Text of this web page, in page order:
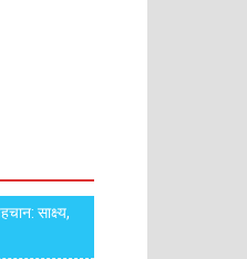
साक्ष्य,